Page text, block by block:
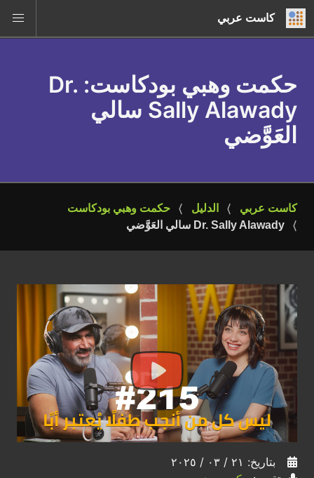
كاست عربي
حكمت وهبي بودكاست : Dr.
Sally Alawady سالي
العَوَّضي
كاست عربي الدليل
حكمت وهبي بودكاست
Dr. Sally Alawady سالي العَوَّضي
بتاريخ: ٢١ / ٠٣ / ٢٠٢٥